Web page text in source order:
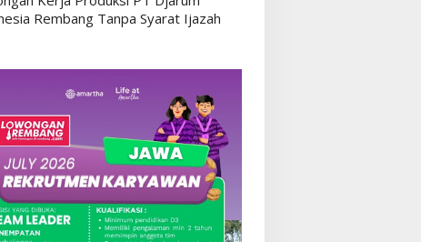
Rembang Tanpa Syarat Ijazah